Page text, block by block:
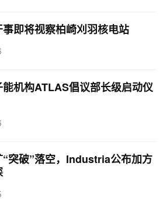
事即将视察柏崎刈羽核电站
机构ATLAS倡议部长级启动仪
“突破”落空，Industria公布加方